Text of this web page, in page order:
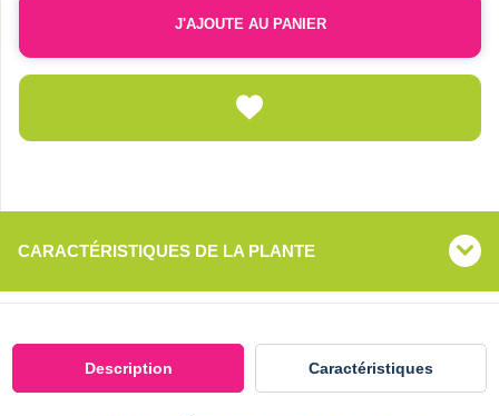
J'AJOUTE AU PANIER
CARACTÉRISTIQUES DE LA PLANTE
Description Caractéristiques